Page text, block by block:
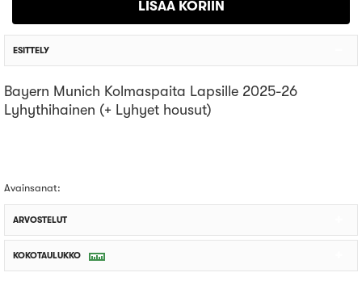
ESITTELY
Bayern Munich Kolmaspaita Lapsille 2025-26
Lyhythihainen (+ Lyhyet housut)
Avainsanat:
ARVOSTELUT
KOKOTAULUKKO